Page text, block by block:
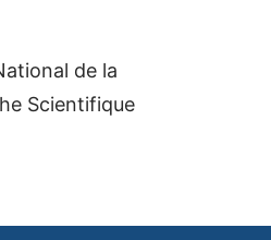
de la
Scientifique